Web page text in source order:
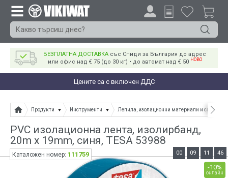
БЕЗПЛАТНА ДОСТАВКА със Спиди за България до адрес
или офис над € 75 (до 30 кг) • до автомат над € 50 НОВО
Цените са с включен ДДС
Продукти Инструменти Лепила, изолационни материали и спрейове
PVC изолационна лента, изолирбанд,
20m x 19mm, синя, TESA 53988
-10%
онлайн
00 09 11 45
Каталожен номер: 111759